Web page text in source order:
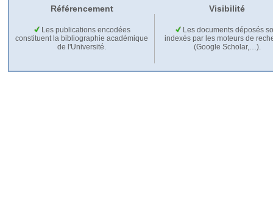
Référencement Visibilité
Les publications encodées
constituent la bibliographie académique
de l'Université.
Les documents déposés
indexés par les moteurs de
(Google Scholar,…).